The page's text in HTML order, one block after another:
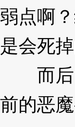
弱点啊
是会死
而后
前的恶